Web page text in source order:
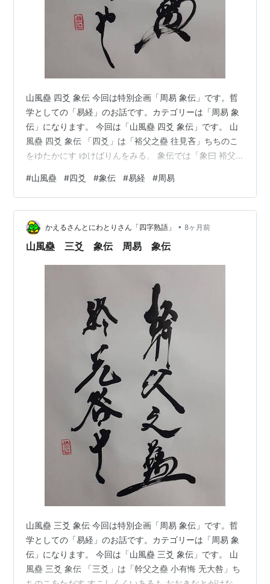
山風蠱 四爻 象伝 今回は特別企画「周易 象伝」です。哲
学としての「易経」のお話です。カテゴリーは「周易 象
伝」になります。 今回は「山風蠱 四爻 象伝」です。 山
風蠱 四爻 象伝 「四爻」は「裕父之蠱 往見吝」ちちのこ
をゆたかにす ゆけばりんをみる。 象伝では「象曰 裕父
かんとしていまだえざるなし。 卦辞では行けば吝をり
る、象伝では、未だ得ざるなり、なんだね。 「父」は
「自分の無意識が本当にやりたいこと」でもあります、
その妖精的な比喩的な意味での「蟲」です。 え。「蟲」
は面倒ごとや困ることじゃないの？ だって、願望が高く
#山風蠱 #四爻 #象伝 #易経 #周易
かえるさんとにわとりさん「四字熟語」 • 8ヶ月前
山風蠱 三爻 象伝 周易 象伝
山風蠱 三爻 象伝 今回は特別企画「周易 象伝」です。哲
学としての「易経」のお話です。カテゴリーは「周易 象
伝」になります。 今回は「山風蠱 三爻 象伝」です。 山
風蠱 三爻 象伝 「三爻」は「幹父之蠱 小有悔 无大咎」ち